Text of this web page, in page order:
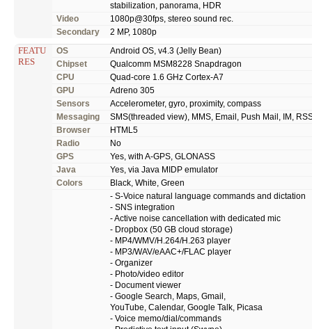
stabilization, panorama, HDR
Video
1080p@30fps, stereo sound rec.
Secondary
2 MP, 1080p
FEATU
RES
OS
Android OS, v4.3 (Jelly Bean)
Chipset
Qualcomm MSM8228 Snapdragon
CPU
Quad-core 1.6 GHz Cortex-A7
GPU
Adreno 305
Sensors
Accelerometer, gyro, proximity, compass
Messaging
SMS(threaded view), MMS, Email, Push Mail, IM,
Browser
HTML5
Radio
No
GPS
Yes, with A-GPS, GLONASS
Java
Yes, via Java MIDP emulator
Colors
Black, White, Green
- S-Voice natural language commands and dictation
- SNS integration
- Active noise cancellation with dedicated mic
- Dropbox (50 GB cloud storage)
- MP4/WMV/H.264/H.263 player
- MP3/WAV/eAAC+/FLAC player
- Organizer
- Photo/video editor
- Document viewer
- Google Search, Maps, Gmail,
YouTube, Calendar, Google Talk, Picasa
- Voice memo/dial/commands